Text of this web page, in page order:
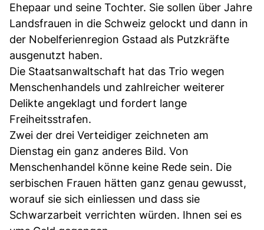
Ehepaar und seine Tochter. Sie sollen über Jahre
Landsfrauen in die Schweiz gelockt und dann in
der Nobelferienregion Gstaad als Putzkräfte
ausgenutzt haben.
Die Staatsanwaltschaft hat das Trio wegen
Menschenhandels und zahlreicher weiterer
Delikte angeklagt und fordert lange
Freiheitsstrafen.
Zwei der drei Verteidiger zeichneten am
Dienstag ein ganz anderes Bild. Von
Menschenhandel könne keine Rede sein. Die
serbischen Frauen hätten ganz genau gewusst,
worauf sie sich einliessen und dass sie
Schwarzarbeit verrichten würden. Ihnen sei es